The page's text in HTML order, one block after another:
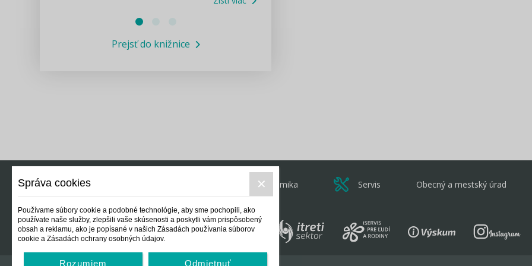
Informácie COVID19
Prejsť do knižnice
Ekonomika Servis Obecný a mestský úrad
Správa cookies
Používame súbory cookie a podobné technológie, aby sme pochopili, ako
používate naše služby, zlepšili vaše skúsenosti a poskytli vám prispôsobený
obsah a reklamu, ako je popísané v našich Zásadách používania súborov
cookie a Zásadách ochrany osobných údajov.
Rozumiem Odmietnuť